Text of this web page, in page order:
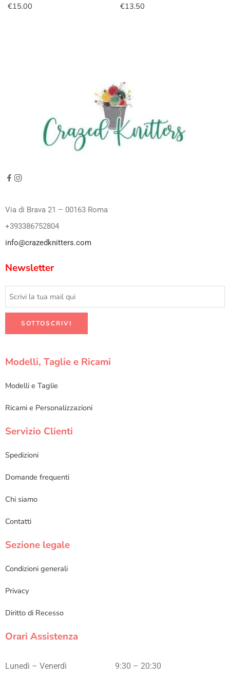
€15.00
€13.50
Via di Brava 21 – 00163 Roma
+393386752804
info@crazedknitters.com
Newsletter
Modelli, Taglie e Ricami
Modelli e Taglie
Ricami e Personalizzazioni
Servizio Clienti
Spedizioni
Domande frequenti
Chi siamo
Contatti
Sezione legale
Condizioni generali
Privacy
Diritto di Recesso
Orari Assistenza
Lunedì – Venerdì 9:30 – 20:30